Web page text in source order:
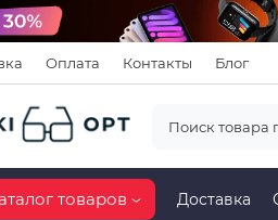
Оплата Контакты Блог
товаров Доставка